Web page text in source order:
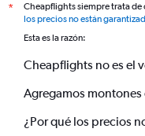
*
Cheapflights siempre trata
los precios no están
Esta es la razón:
Cheapflights no es el
Agregamos
¿Por qué los precios